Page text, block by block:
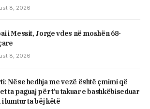
8, 2026
i Messit, Jorge vdes në moshën 68-
8, 2026
Nëse hedhja me vezë është çmimi që
ta paguaj për t’u takuar e bashkëbiseduar
i lumtur ta bëj këtë